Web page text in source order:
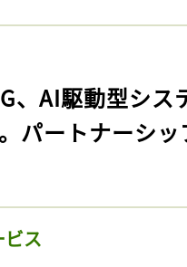
、AI駆動型シ
パートナーシ
ス